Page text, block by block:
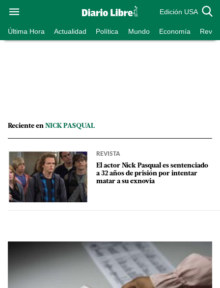
Edición USA
Última Hora Actualidad Política Mundo Economía
Reciente en NICK PASQUAL
REVISTA
El actor Nick Pasqual es sentenciado
a 32 años de prisión por intentar
matar a su exnovia